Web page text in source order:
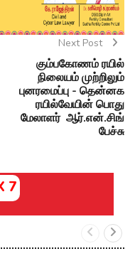
Next Post
கும்பகோணம் ரயில்
நிலையம் முற்றிலும்
புனரமைப்பு - தென்னக
ரயில்வேயின் பொது
மேலாளர் ஆர்.என்.சிங்
பேச்சு
7